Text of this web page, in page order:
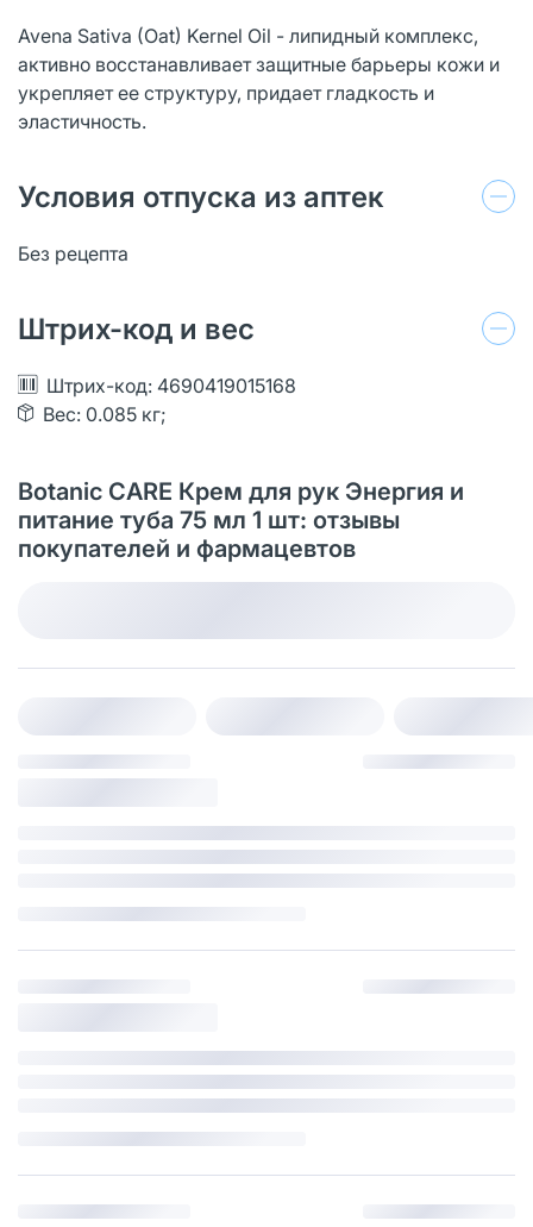
Avena Sativa (Oat) Kernel Oil - липидный комплекс,
активно восстанавливает защитные барьеры кожи и
укрепляет ее структуру, придает гладкость и
эластичность.
Условия отпуска из аптек
Без рецепта
Штрих-код и вес
Штрих-код: 4690419015168
Вес: 0.085 кг;
Botanic CARE Крем для рук Энергия и
питание туба 75 мл 1 шт: отзывы
покупателей и фармацевтов